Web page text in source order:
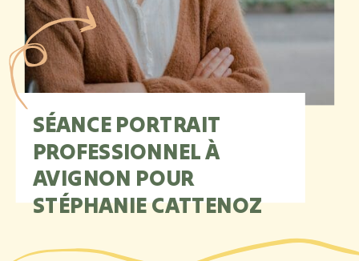
SÉANCE PORTRAIT
PROFESSIONNEL À
AVIGNON POUR
STÉPHANIE CATTENOZ